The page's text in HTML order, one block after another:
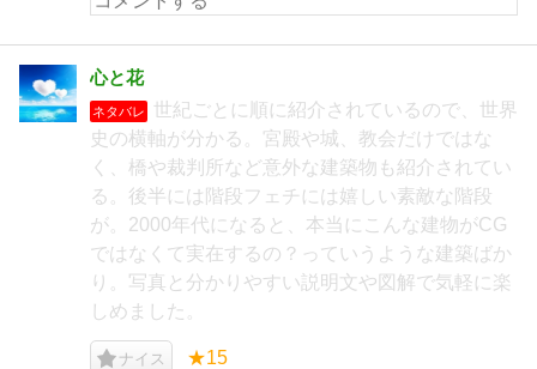
心と花
ネタバレ
世紀ごとに順に紹介されているので、世界
史の横軸が分かる。宮殿や城、教会だけではな
く、橋や裁判所など意外な建築物も紹介されてい
る。後半には階段フェチには嬉しい素敵な階段
が。2000年代になると、本当にこんな建物がCG
ではなくて実在するの？っていうような建築ばか
り。写真と分かりやすい説明文や図解で気軽に楽
しめました。
ナイス ★15